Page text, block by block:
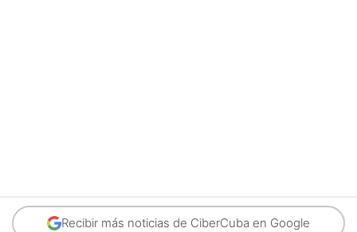
Recibir más noticias de CiberCuba en Google